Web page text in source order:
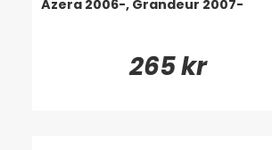
Azera 2006-, Grandeur 2007-
265 kr